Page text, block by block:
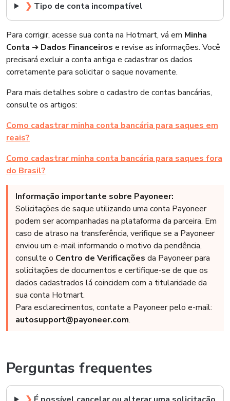
❯ Tipo de conta incompatível
Para corrigir, acesse sua conta na Hotmart, vá em Minha
Conta ➔ Dados Financeiros e revise as informações. Você
precisará excluir a conta antiga e cadastrar os dados
corretamente para solicitar o saque novamente.
Para mais detalhes sobre o cadastro de contas bancárias,
consulte os artigos:
Como cadastrar minha conta bancária para saques em
reais?
Como cadastrar minha conta bancária para saques fora
do Brasil?
Informação importante sobre Payoneer:
Solicitações de saque utilizando uma conta Payoneer
podem ser acompanhadas na plataforma da parceira. Em
caso de atraso na transferência, verifique se a Payoneer
enviou um e-mail informando o motivo da pendência,
consulte o Centro de Verificações da Payoneer para
solicitações de documentos e certifique-se de que os
dados cadastrados lá coincidem com a titularidade da
sua conta Hotmart.
Para esclarecimentos, contate a Payoneer pelo e-mail:
autosupport@payoneer.com.
Perguntas frequentes